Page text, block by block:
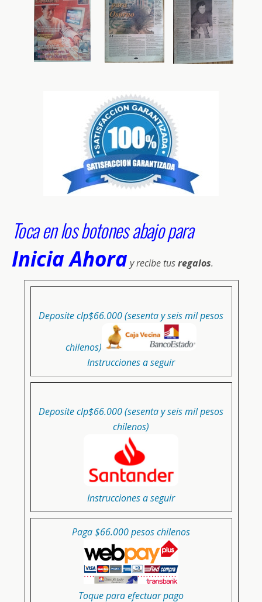
Toca en los botones abajo para
Inicia Ahoray recibe tusregalos.
Deposite clp$66.000 (sesenta y seis mil pesos
chilenos)
Instrucciones a seguir
Deposite clp$66.000 (sesenta y seis mil pesos
chilenos)
Instrucciones a seguir
Paga $66.000 pesos chilenos
Toque para efectuar pago